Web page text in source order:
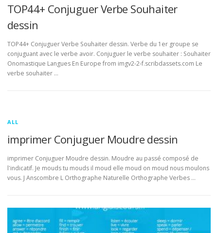
TOP44+ Conjuguer Verbe Souhaiter
dessin
TOP44+ Conjuguer Verbe Souhaiter dessin. Verbe du 1er groupe se
conjuguant avec le verbe avoir. Conjuguer le verbe souhaiter : Souhaiter
Onomastique Langues En Europe from imgv2-2-f.scribdassets.com Le
verbe souhaiter …
ALL
imprimer Conjuguer Moudre dessin
imprimer Conjuguer Moudre dessin. Moudre au passé composé de
l'indicatif. Je mouds tu mouds il moud elle moud on moud nous moulons
vous. J Anscombre L Orthographe Naturelle Orthographe Verbes …